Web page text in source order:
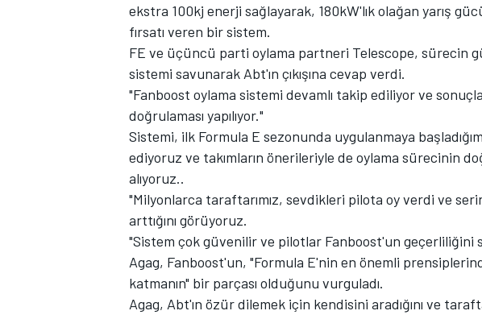
TÜRK SPORCULAR
ekstra 100kj enerji sağlayarak, 180kW'lık olağan yarış
fırsatı veren bir sistem.
FE ve üçüncü parti oylama partneri Telescope, sürecin
sistemi savunarak Abt'ın çıkışına cevap verdi.
"Fanboost oylama sistemi devamlı takip ediliyor ve
doğrulaması yapılıyor."
Sistemi, ilk Formula E sezonunda uygulanmaya
ediyoruz ve takımların önerileriyle de oylama sürecinin
alıyoruz..
"Milyonlarca taraftarımız, sevdikleri pilota oy verdi ve
arttığını görüyoruz.
"Sistem çok güvenilir ve pilotlar Fanboost'un geçerliliğini
Agag, Fanboost'un, "Formula E'nin en önemli
katmanın" bir parçası olduğunu vurguladı.
Agag, Abt'ın özür dilemek için kendisini aradığını ve